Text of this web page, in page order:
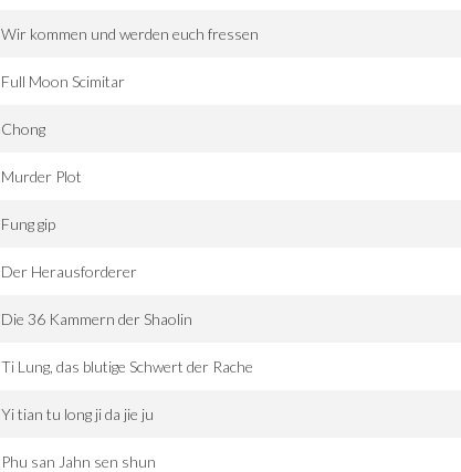
Wir kommen und werden euch fressen
Full Moon Scimitar
Chong
Murder Plot
Fung gip
Der Herausforderer
Die 36 Kammern der Shaolin
Ti Lung, das blutige Schwert der Rache
Yi tian tu long ji da jie ju
Phu san Jahn sen shun